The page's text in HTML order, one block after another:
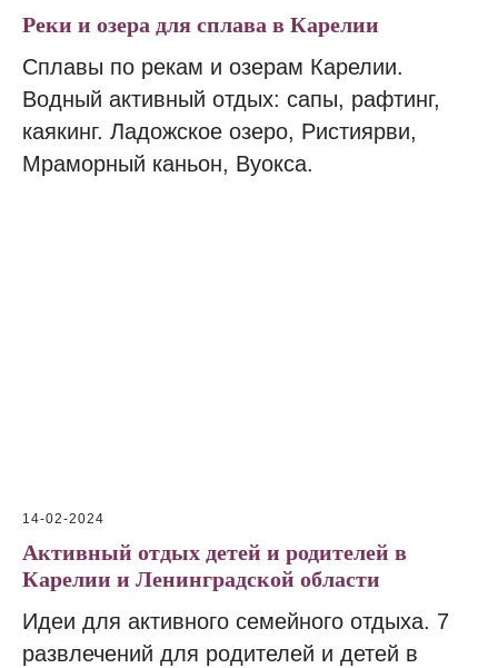
Реки и озера для сплава в Карелии
Сплавы по рекам и озерам Карелии.
Водный активный отдых: сапы, рафтинг,
каякинг. Ладожское озеро, Ристиярви,
Мраморный каньон, Вуокса.
14-02-2024
Активный отдых детей и родителей в
Карелии и Ленинградской области
Идеи для активного семейного отдыха. 7
развлечений для родителей и детей в